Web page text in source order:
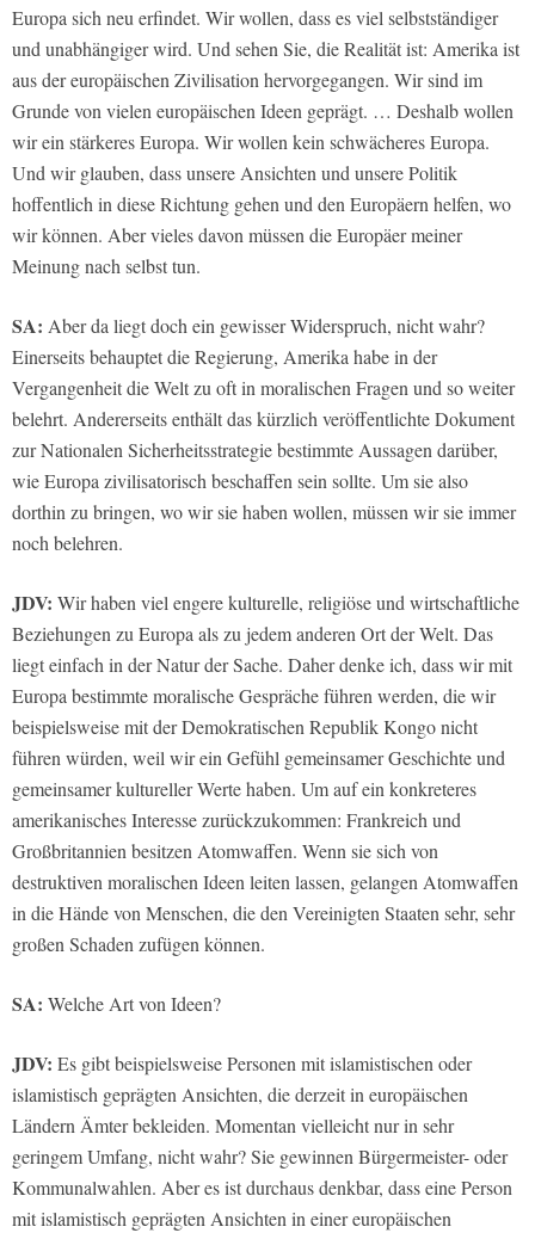
Europa sich neu erfindet. Wir wollen, dass es viel selbstständiger
und unabhängiger wird. Und sehen Sie, die Realität ist: Amerika ist
aus der europäischen Zivilisation hervorgegangen. Wir sind im
Grunde von vielen europäischen Ideen geprägt. … Deshalb wollen
wir ein stärkeres Europa. Wir wollen kein schwächeres Europa.
Und wir glauben, dass unsere Ansichten und unsere Politik
hoffentlich in diese Richtung gehen und den Europäern helfen, wo
wir können. Aber vieles davon müssen die Europäer meiner
Meinung nach selbst tun.
SA: Aber da liegt doch ein gewisser Widerspruch, nicht wahr?
Einerseits behauptet die Regierung, Amerika habe in der
Vergangenheit die Welt zu oft in moralischen Fragen und so weiter
belehrt. Andererseits enthält das kürzlich veröffentlichte Dokument
zur Nationalen Sicherheitsstrategie bestimmte Aussagen darüber,
wie Europa zivilisatorisch beschaffen sein sollte. Um sie also
dorthin zu bringen, wo wir sie haben wollen, müssen wir sie immer
noch belehren.
JDV: Wir haben viel engere kulturelle, religiöse und wirtschaftliche
Beziehungen zu Europa als zu jedem anderen Ort der Welt. Das
liegt einfach in der Natur der Sache. Daher denke ich, dass wir mit
Europa bestimmte moralische Gespräche führen werden, die wir
beispielsweise mit der Demokratischen Republik Kongo nicht
führen würden, weil wir ein Gefühl gemeinsamer Geschichte und
gemeinsamer kultureller Werte haben. Um auf ein konkreteres
amerikanisches Interesse zurückzukommen: Frankreich und
Großbritannien besitzen Atomwaffen. Wenn sie sich von
destruktiven moralischen Ideen leiten lassen, gelangen Atomwaffen
in die Hände von Menschen, die den Vereinigten Staaten sehr, sehr
großen Schaden zufügen können.
SA: Welche Art von Ideen?
JDV: Es gibt beispielsweise Personen mit islamistischen oder
islamistisch geprägten Ansichten, die derzeit in europäischen
Ländern Ämter bekleiden. Momentan vielleicht nur in sehr
geringem Umfang, nicht wahr? Sie gewinnen Bürgermeister- oder
Kommunalwahlen. Aber es ist durchaus denkbar, dass eine Person
mit islamistisch geprägten Ansichten in einer europäischen